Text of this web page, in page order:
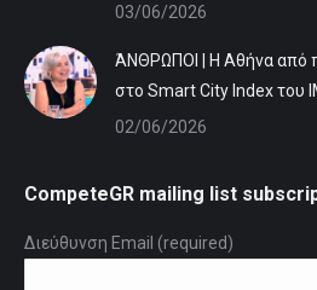
03/06/2026
ΆΝΘΡΩΠΟΙ | Η Αθήνα από
στο Smart City Index του
02/06/2026
CompeteGR mailing list
Διεύθυνση Email (required)